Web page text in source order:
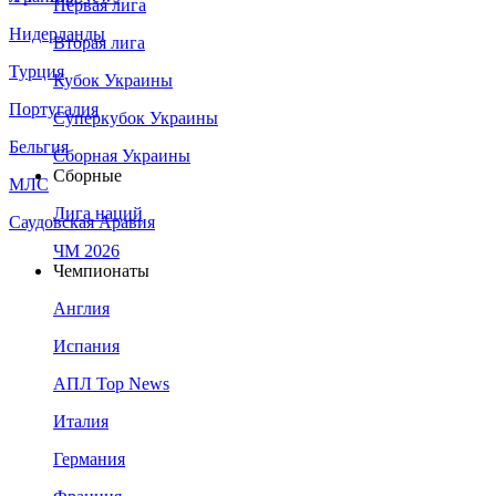
Нидерланды
Турция
Португалия
Бельгия
МЛС
Саудовская Аравия
Первая лига
Вторая лига
Кубок Украины
Суперкубок Украины
Сборная Украины
Сборные
Лига наций
ЧМ 2026
Чемпионаты
Англия
Испания
АПЛ Top News
Италия
Германия